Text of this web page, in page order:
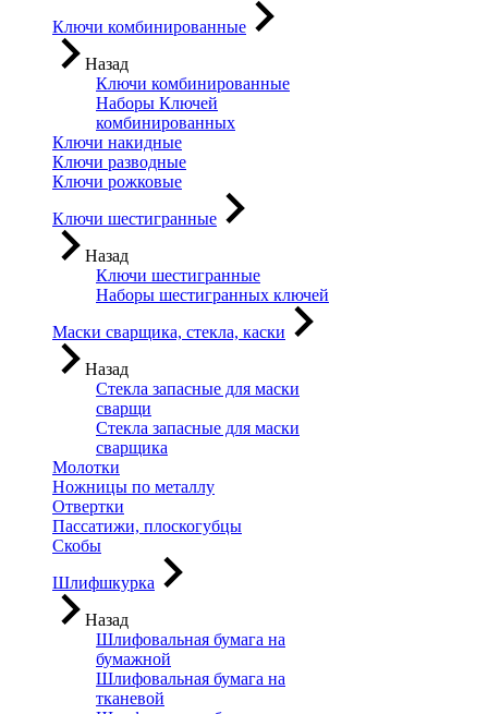
Ключи комбинированные
Назад
Ключи комбинированные
Наборы Ключей
комбинированных
Ключи накидные
Ключи разводные
Ключи рожковые
Ключи шестигранные
Назад
Ключи шестигранные
Наборы шестигранных ключей
Маски сварщика, стекла, каски
Назад
Стекла запасные для маски
сварщи
Стекла запасные для маски
сварщика
Молотки
Ножницы по металлу
Отвертки
Пассатижи, плоскогубцы
Скобы
Шлифшкурка
Назад
Шлифовальная бумага на
бумажной
Шлифовальная бумага на
тканевой